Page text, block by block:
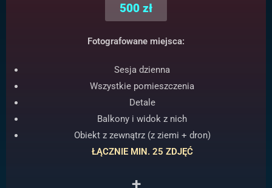
500 zł
Fotografowane miejsca:
Sesja dzienna
Wszystkie pomieszczenia
Detale
Balkony i widok z nich
Obiekt z zewnątrz (z ziemi + dron)
ŁĄCZNIE MIN. 25 ZDJĘĆ